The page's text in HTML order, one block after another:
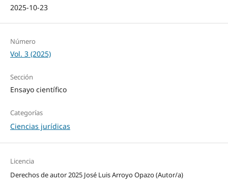
2025-10-23
Número
Vol. 3 (2025)
Sección
Ensayo científico
Categorías
Ciencias jurídicas
Licencia
Derechos de autor 2025 José Luis Arroyo Opazo (Autor/a)